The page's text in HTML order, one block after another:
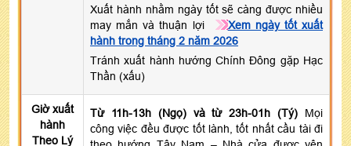
Xuất hành nhằm ngày tốt sẽ càng được nhiều
may mắn và thuận lợi
Xem ngày tốt xuất
hành trong tháng 2 năm 2026
Tránh xuất hành hướng Chính Đông gặp Hạc
Thần (xấu)
Giờ xuất
hành
Theo Lý
Từ 11h-13h (Ngọ) và từ 23h-01h (Tý)
Mọi
công việc đều được tốt lành, tốt nhất cầu tài đi